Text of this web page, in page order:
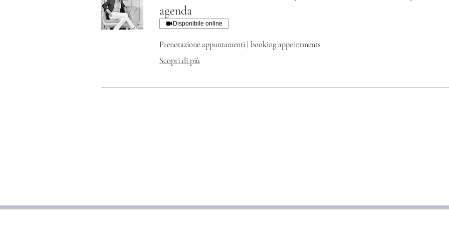
agenda
Disponibile online
Prenotazione appuntamenti | booking appointments.
Scopri di più